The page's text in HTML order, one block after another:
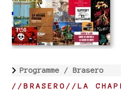
Programme / Brasero
//BRASERO//LA